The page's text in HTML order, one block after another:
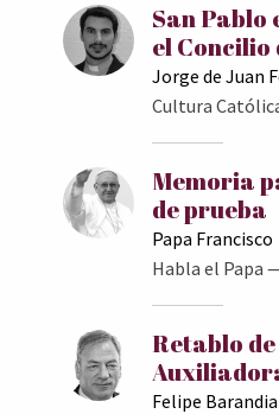
San Pablo
el Concilio
Jorge de Juan
Cultura
Memoria
de prueba
Papa Francisco
Habla el Papa
Retablo
Felipe